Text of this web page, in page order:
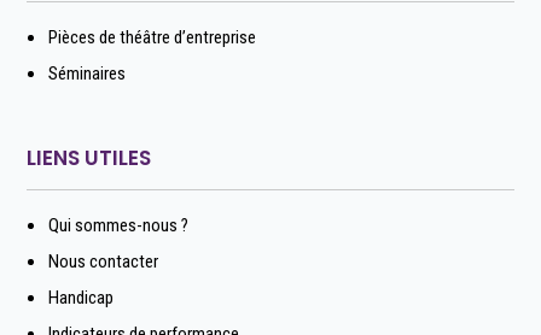
Pièces de théâtre d’entreprise
Séminaires
LIENS UTILES
Qui sommes-nous ?
Nous contacter
Handicap